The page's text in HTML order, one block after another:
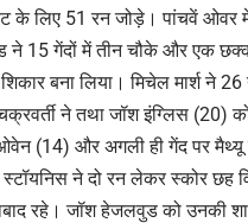
के लिए 51 रन जोड़े। पांचवें ओवर
ने 15 गेंदों में तीन चौके और एक
बना लिया। मिचेल मार्श ने
ने तथा जॉश इंग्लिस (20)
(14) और अगली ही गेंद पर मैथ्यू
स्टॉयनिस ने दो रन लेकर स्कोर छह
रहे। जॉश हेजलवुड को उनकी